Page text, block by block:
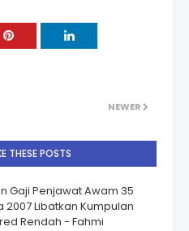
NEWER
THESE POSTS
Gaji Penjawat Awam 35
2007 Libatkan Kumpulan
Rendah - Fahmi